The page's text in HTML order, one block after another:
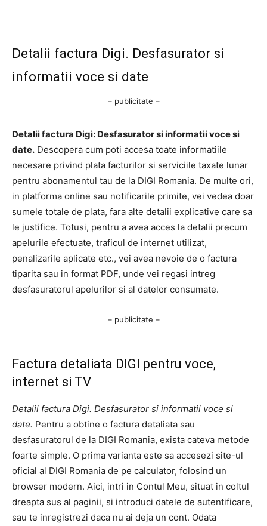
Detalii factura Digi. Desfasurator si
informatii voce si date
– publicitate –
Detalii factura Digi: Desfasurator si informatii voce si
date. Descopera cum poti accesa toate informatiile
necesare privind plata facturilor si serviciile taxate lunar
pentru abonamentul tau de la DIGI Romania. De multe ori,
in platforma online sau notificarile primite, vei vedea doar
sumele totale de plata, fara alte detalii explicative care sa
le justifice. Totusi, pentru a avea acces la detalii precum
apelurile efectuate, traficul de internet utilizat,
penalizarile aplicate etc., vei avea nevoie de o factura
tiparita sau in format PDF, unde vei regasi intreg
desfasuratorul apelurilor si al datelor consumate.
– publicitate –
Factura detaliata DIGI pentru voce,
internet si TV
Detalii factura Digi. Desfasurator si informatii voce si
date. Pentru a obtine o factura detaliata sau
desfasuratorul de la DIGI Romania, exista cateva metode
foarte simple. O prima varianta este sa accesezi site-ul
oficial al DIGI Romania de pe calculator, folosind un
browser modern. Aici, intri in Contul Meu, situat in coltul
dreapta sus al paginii, si introduci datele de autentificare,
sau te inregistrezi daca nu ai deja un cont. Odata